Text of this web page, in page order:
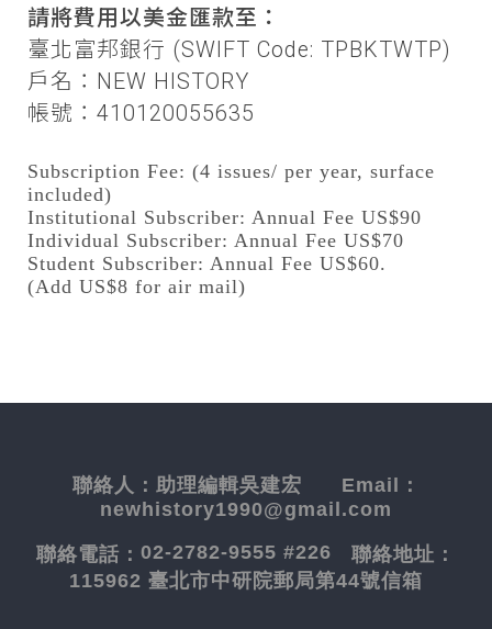
請將費用以美金匯款至：
臺北富邦銀行 (SWIFT Code: TPBKTWTP)
戶名：NEW HISTORY
帳號：410120055635
Subscription Fee: (4 issues/ per year, surface
included)
Institutional Subscriber: Annual Fee US$90
Individual Subscriber: Annual Fee US$70
Student Subscriber: Annual Fee US$60.
(Add US$8 for air mail)
聯絡人： 助理編輯吳建宏 Email：
newhistory1990@gmail.com
聯絡電話： 02-2782-9555 #226 聯絡地址：
115962 臺北市中研院郵局第44號信箱